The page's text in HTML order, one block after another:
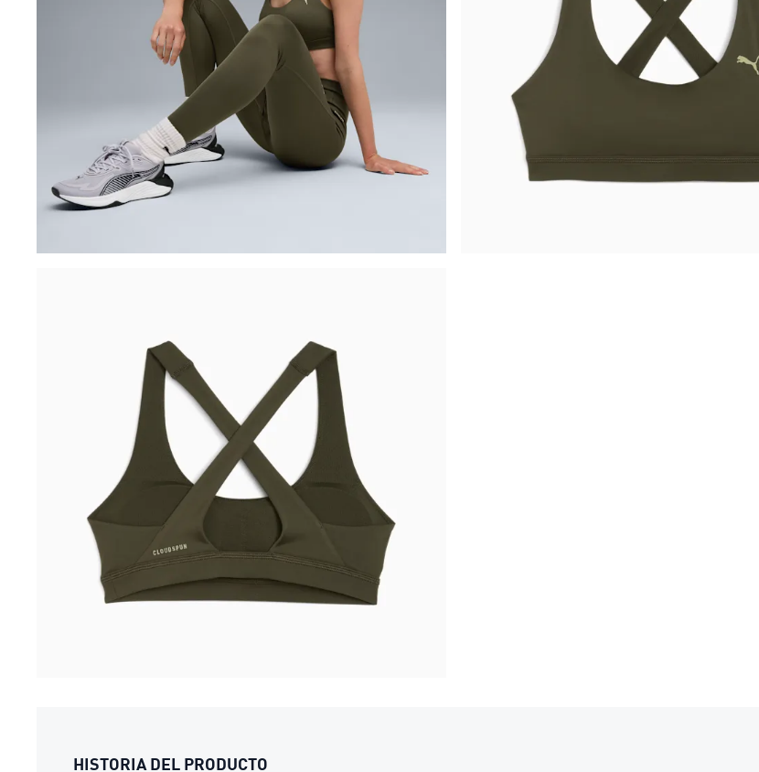
HISTORIA DEL PRODUCTO